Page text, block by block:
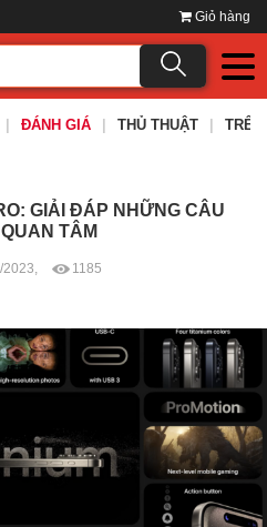
Giỏ hàng
ĐÁNH GIÁ THỦ THUẬT TRÊN
GIẢI ĐÁP NHỮNG CÂU
TÂM
2023, 1185